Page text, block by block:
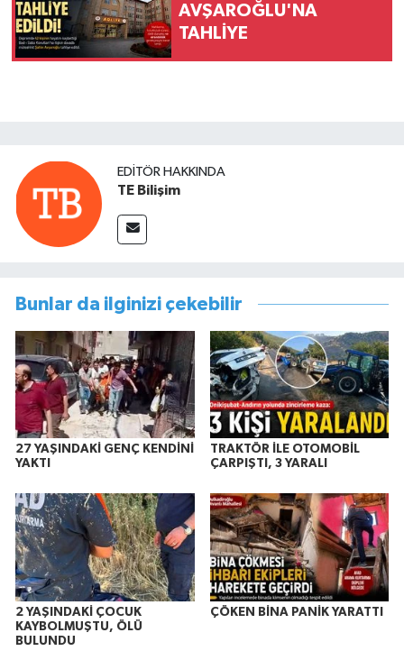
AVŞAROĞLU'NA
TAHLİYE
EDITÖR HAKKINDA
TE Bilişim
Bunlar da ilginizi çekebilir
27 YAŞINDAKİ GENÇ KENDİNİ
YAKTI
TRAKTÖR İLE OTOMOBİL
ÇARPIŞTI, 3 YARALI
2 YAŞINDAKİ ÇOCUK
KAYBOLMUŞTU, ÖLÜ
BULUNDU
ÇÖKEN BİNA PANİK YARATTI